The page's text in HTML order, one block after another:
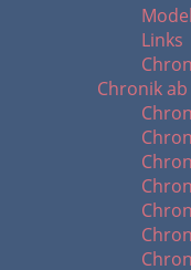
Links
Chronik